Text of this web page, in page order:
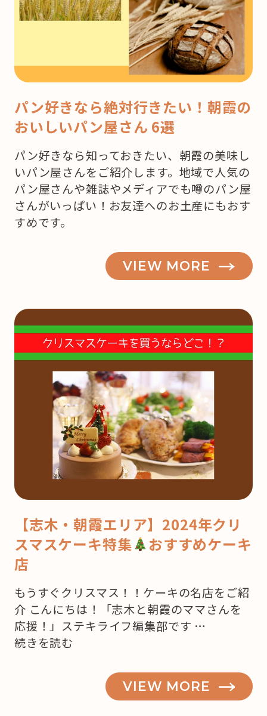
パン好きなら絶対行きたい！朝霞の
おいしいパン屋さん 6選
パン好きなら知っておきたい、朝霞の美味し
いパン屋さんをご紹介します。地域で人気の
パン屋さんや雑誌やメディアでも噂のパン屋
さんがいっぱい！お友達へのお土産にもおす
すめです。
VIEW MORE
【志木・朝霞エリア】2024年クリ
スマスケーキ特集
おすすめケーキ
店
もうすぐクリスマス！！ケーキの名店をご紹
介 こんにちは！「志木と朝霞のママさんを
応援！」ステキライフ編集部です …
“【志
続きを読む
VIEW MORE